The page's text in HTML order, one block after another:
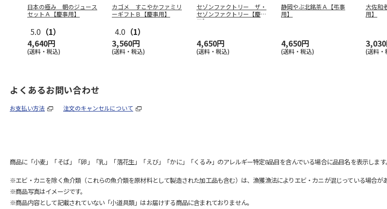
日本の極み 朝のジュース
セットＡ【慶事用】
5.0 （1）
4,640円
(送料・税込)
カゴメ すこやかファミリ
ーギフトＢ【慶事用】
4.0 （1）
3,560円
(送料・税込)
セゾンファクトリー ザ・
セゾンファクトリー【慶事
用】
4,650円
(送料・税込)
静岡やぶ北銘茶Ａ【弔事
用】
4,650円
(送料・税込)
大佐和
用】
(送料・
よくあるお問い合わせ
お支払い方法 注文のキャンセルについて
商品に「小麦」「そば」「卵」「乳」「落花生」「えび」「かに」「くるみ」のアレルギー特定8品目を含んでいる場合に品目名を表示します。
※エビ・カニを除く魚介類（これらの魚介類を原材料として製造された加工品も含む）は、漁獲漁法によりエビ・カニが混じっている場合が
※商品写真はイメージです。
※商品内容として記載されていない「小道具類」はお届けする商品に含まれておりません。